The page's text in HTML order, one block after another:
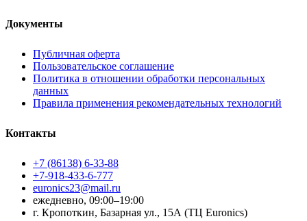
Документы
Публичная оферта
Пользовательское соглашение
Политика в отношении обработки персональных
данных
Правила применения рекомендательных технологий
Контакты
+7 (86138) 6-33-88
+7-918-433-6-777
euronics23@mail.ru
ежедневно, 09:00–19:00
г. Кропоткин, Базарная ул., 15А (ТЦ Euronics)